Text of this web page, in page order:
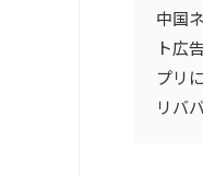
中国
ト広
プリ
リバ